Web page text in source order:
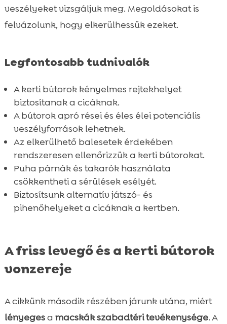
veszélyeket vizsgáljuk meg. Megoldásokat is
felvázolunk, hogy elkerülhessük ezeket.
Legfontosabb tudnivalók
A kerti bútorok kényelmes rejtekhelyet
biztosítanak a cicáknak.
A bútorok apró rései és éles élei potenciális
veszélyforrások lehetnek.
Az elkerülhető balesetek érdekében
rendszeresen ellenőrizzük a kerti bútorokat.
Puha párnák és takarók használata
csökkentheti a sérülések esélyét.
Biztosítsunk alternatív játszó- és
pihenőhelyeket a cicáknak a kertben.
A friss levegő és a kerti bútorok
vonzereje
A cikkünk második részében járunk utána, miért
lényegesa macskák szabadtéri tevékenysége. A